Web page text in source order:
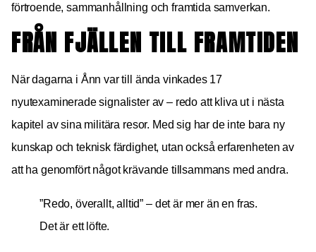
förtroende, sammanhållning och framtida samverkan.
FRÅN FJÄLLEN TILL FRAMTIDEN
När dagarna i Ånn var till ända vinkades 17
nyutexaminerade signalister av – redo att kliva ut i nästa
kapitel av sina militära resor. Med sig har de inte bara ny
kunskap och teknisk färdighet, utan också erfarenheten av
att ha genomfört något krävande tillsammans med andra.
”Redo, överallt, alltid” – det är mer än en fras.
Det är ett löfte.